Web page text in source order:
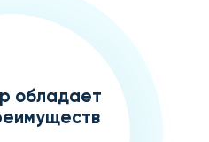
обладает